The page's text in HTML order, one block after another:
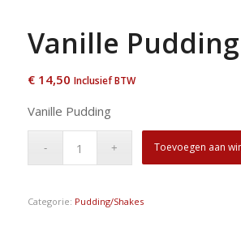
Vanille Pudding
€14,50 Inclusief BTW
Vanille Pudding
Toevoegen aan
Categorie: Pudding/Shakes